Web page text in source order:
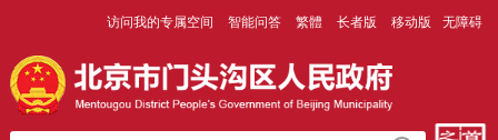
访问我的专属空间 智能问答 繁體 长者版 移动版 无障碍